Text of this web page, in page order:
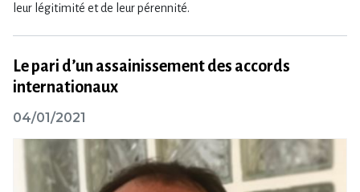
leur légitimité et de leur pérennité.
Le pari d’un assainissement des accords
internationaux
04/01/2021